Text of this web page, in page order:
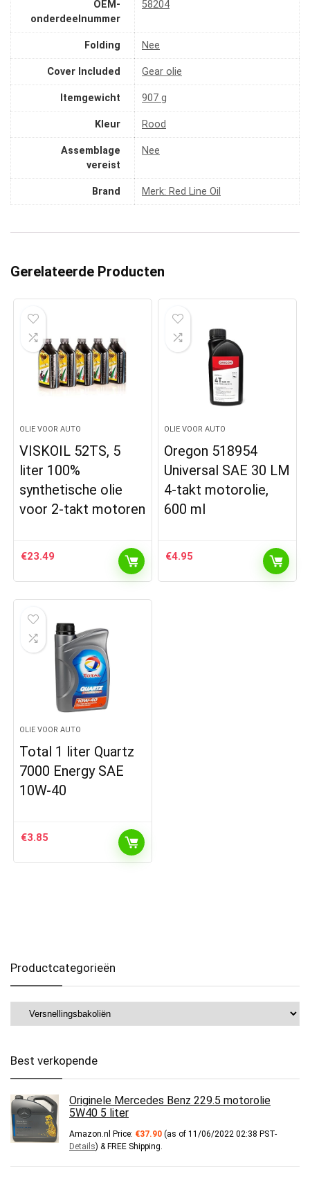
OEM-
onderdeelnummer
‎58204
Folding ‎Nee
Cover Included ‎Gear olie
Itemgewicht ‎907 g
Kleur ‎Rood
Assemblage
vereist
‎Nee
Brand Merk: Red Line Oil
Gerelateerde Producten
OLIE VOOR AUTO
VISKOIL 52TS, 5
liter 100%
synthetische olie
voor 2-takt motoren
€23.49
OLIE VOOR AUTO
Oregon 518954
Universal SAE 30 LM
4-takt motorolie,
600 ml
€4.95
OLIE VOOR AUTO
Total 1 liter Quartz
7000 Energy SAE
10W-40
€3.85
Productcategorieën
Best verkopende
Originele Mercedes Benz 229.5 motorolie
5W40 5 liter
Amazon.nl Price: €37.90 (as of 11/06/2022 02:38 PST-
Details) & FREE Shipping.